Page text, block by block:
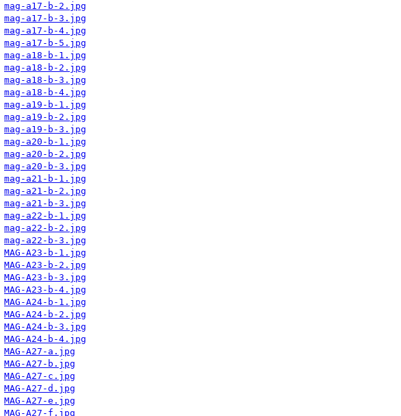
mag-a17-b-2.jpg
mag-a17-b-3.jpg
mag-a17-b-4.jpg
mag-a17-b-5.jpg
mag-a18-b-1.jpg
mag-a18-b-2.jpg
mag-a18-b-3.jpg
mag-a18-b-4.jpg
mag-a19-b-1.jpg
mag-a19-b-2.jpg
mag-a19-b-3.jpg
mag-a20-b-1.jpg
mag-a20-b-2.jpg
mag-a20-b-3.jpg
mag-a21-b-1.jpg
mag-a21-b-2.jpg
mag-a21-b-3.jpg
mag-a22-b-1.jpg
mag-a22-b-2.jpg
mag-a22-b-3.jpg
MAG-A23-b-1.jpg
MAG-A23-b-2.jpg
MAG-A23-b-3.jpg
MAG-A23-b-4.jpg
MAG-A24-b-1.jpg
MAG-A24-b-2.jpg
MAG-A24-b-3.jpg
MAG-A24-b-4.jpg
MAG-A27-a.jpg
MAG-A27-b.jpg
MAG-A27-c.jpg
MAG-A27-d.jpg
MAG-A27-e.jpg
MAG-A27-f.jpg